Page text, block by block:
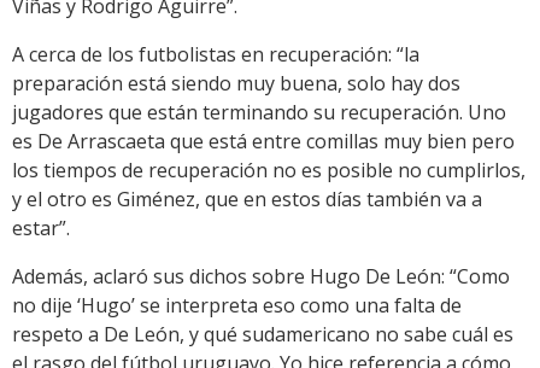
Viñas y Rodrigo Aguirre”.
A cerca de los futbolistas en recuperación: “la
preparación está siendo muy buena, solo hay dos
jugadores que están terminando su recuperación. Uno
es De Arrascaeta que está entre comillas muy bien pero
los tiempos de recuperación no es posible no cumplirlos,
y el otro es Giménez, que en estos días también va a
estar”.
Además, aclaró sus dichos sobre Hugo De León: “Como
no dije ‘Hugo’ se interpreta eso como una falta de
respeto a De León, y qué sudamericano no sabe cuál es
el rasgo del fútbol uruguayo. Yo hice referencia a cómo